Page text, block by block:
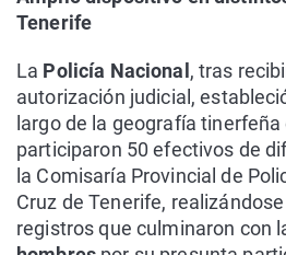
Tenerife
La Policía Nacional , tras
autorización judicial,
largo de la geografía tinerfeña
participaron 50 efectivos de
la Comisaría Provincial de
Cruz de Tenerife,
registros que culminaron con